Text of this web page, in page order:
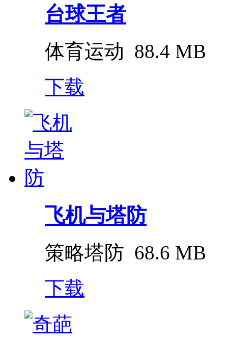
台球王者
体育运动 88.4 MB
下载
飞机与塔防
策略塔防 68.6 MB
下载